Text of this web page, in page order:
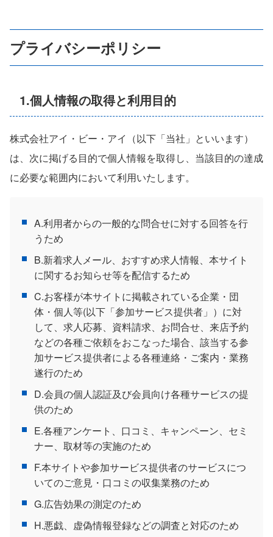
プライバシーポリシー
1.個人情報の取得と利用目的
株式会社アイ・ビー・アイ（以下「当社」といいます）
は、次に掲げる目的で個人情報を取得し、当該目的の達成
に必要な範囲内において利用いたします。
A.利用者からの一般的な問合せに対する回答を行
うため
B.新着求人メール、おすすめ求人情報、本サイト
に関するお知らせ等を配信するため
C.お客様が本サイトに掲載されている企業・団
体・個人等(以下「参加サービス提供者」）に対
して、求人応募、資料請求、お問合せ、来店予約
などの各種ご依頼をおこなった場合、該当する参
加サービス提供者による各種連絡・ご案内・業務
遂行のため
D.会員の個人認証及び会員向け各種サービスの提
供のため
E.各種アンケート、口コミ、キャンペーン、セミ
ナー、取材等の実施のため
F.本サイトや参加サービス提供者のサービスにつ
いてのご意見・口コミの収集業務のため
G.広告効果の測定のため
H.悪戯、虚偽情報登録などの調査と対応のため